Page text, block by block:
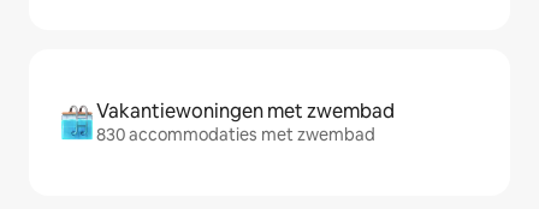
Vakantiewoningen met zwembad
830 accommodaties met zwembad